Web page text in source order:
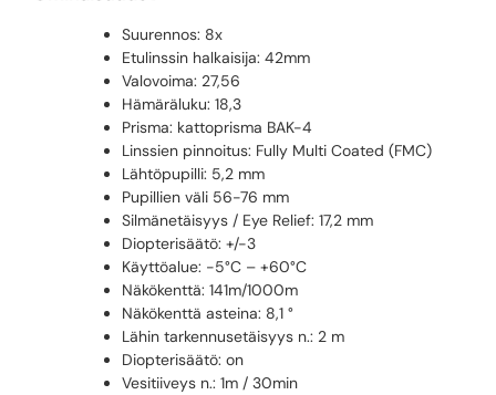
Suurennos: 8x
Etulinssin halkaisija: 42mm
Valovoima: 27,56
Hämäräluku: 18,3
Prisma: kattoprisma BAK-4
Linssien pinnoitus: Fully Multi Coated (FMC)
Lähtöpupilli: 5,2 mm
Pupillien väli 56-76 mm
Silmänetäisyys / Eye Relief: 17,2 mm
Diopterisäätö: +/-3
Käyttöalue: -5°C – +60°C
Näkökenttä: 141m/1000m
Näkökenttä asteina: 8,1 °
Lähin tarkennusetäisyys n.: 2 m
Diopterisäätö: on
Vesitiiveys n.: 1m / 30min